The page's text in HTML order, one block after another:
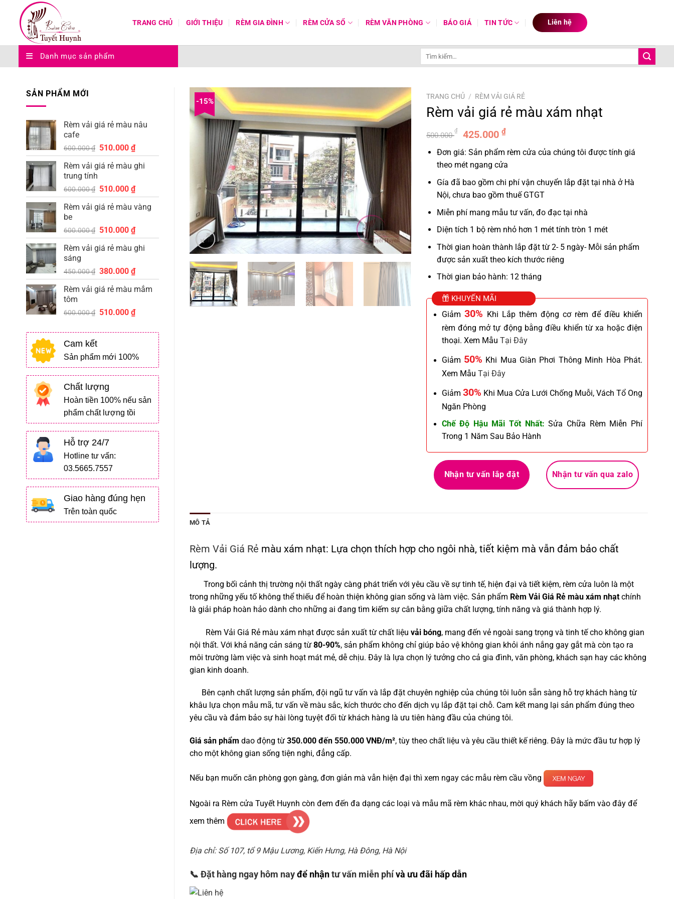
dung
TRANG CHỦ GIỚI THIỆU RÈM GIA ĐÌNH RÈM CỬA SỔ RÈM VĂN PHÒNG BÁO GIÁ TIN TỨC Liên hệ
Danh mục sản phẩm
SẢN PHẨM MỚI
Rèm vải giá rẻ màu nâu
cafe
600.000₫ Giá
gốc
là:
510.000₫Giá
hiện
tại
510.000 ₫.
Rèm vải giá rẻ màu ghi
trung tính
600.000₫ Giá
gốc
là:
510.000₫Giá
hiện
tại
510.000 ₫.
Rèm vải giá rẻ màu vàng
be
600.000₫ Giá
gốc
là:
510.000₫Giá
hiện
tại
510.000 ₫.
Rèm vải giá rẻ màu ghi
sáng
450.000₫ Giá
gốc
là:
380.000₫Giá
hiện
tại
380.000 ₫.
Rèm vải giá rẻ màu mắm
tôm
600.000₫ Giá
là:
510.000₫Giá
tại
510.000 ₫.
Cam kết
Sản phẩm mới 100%
Chất lượng
Hoàn tiền 100% nếu sản
phẩm chất lượng tồi
Hỗ trợ 24/7
Hotline tư vấn:
03.5665.7557
Giao hàng đúng hẹn
Trên toàn quốc
-15%
TRANG CHỦ / RÈM VẢI GIÁ RẺ
Rèm vải giá rẻ màu xám nhạt
500.000
₫
Giá
gốc
là:
500.000 ₫.
425.000 ₫Giá
hiện
tại
là:
425.000 ₫.
Đơn giá: Sản phẩm rèm cửa của chúng tôi được tính giá
theo mét ngang cửa
Gía đã bao gồm chi phí vận chuyển lắp đặt tại nhà ở Hà
Nội, chưa bao gồm thuế GTGT
Miễn phí mang mẫu tư vấn, đo đạc tại nhà
Diện tích 1 bộ rèm nhỏ hơn 1 mét tính tròn 1 mét
Thời gian hoàn thành lắp đặt từ 2- 5 ngày- Mỗi sản phẩm
được sản xuất theo kích thước riêng
Thời gian bảo hành: 12 tháng
KHUYẾN MÃI
Giảm 30% Khi Lắp thêm động cơ rèm để điều khiển
rèm đóng mở tự động bằng điều khiển từ xa hoặc điện
thoại. Xem Mẫu Tại Đây
Giảm 50% Khi Mua Giàn Phơi Thông Minh Hòa Phát.
Xem Mẫu Tại Đây
Giảm 30% Khi Mua Cửa Lưới Chống Muỗi, Vách Tổ Ong
Ngăn Phòng
Chế Độ Hậu Mãi Tốt Nhất: Sửa Chữa Rèm Miễn Phí
Trong 1 Năm Sau Bảo Hành
Nhận tư vấn lắp đặt Nhận tư vấn qua zalo
MÔ TẢ
Rèm Vải Giá Rẻ màu xám nhạt: Lựa chọn thích hợp cho ngôi nhà, tiết kiệm mà vẫn đảm bảo chất
lượng.
Trong bối cảnh thị trường nội thất ngày càng phát triển với yêu cầu về sự tinh tế, hiện đại và tiết kiệm, rèm cửa luôn là một
trong những yếu tố không thể thiếu để hoàn thiện không gian sống và làm việc. Sản phẩm Rèm Vải Giá Rẻ màu xám nhạt chính
là giải pháp hoàn hảo dành cho những ai đang tìm kiếm sự cân bằng giữa chất lượng, tính năng và giá thành hợp lý.
Rèm Vải Giá Rẻ màu xám nhạt được sản xuất từ chất liệu vải bóng, mang đến vẻ ngoài sang trọng và tinh tế cho không gian
nội thất. Với khả năng cản sáng từ 80-90%, sản phẩm không chỉ giúp bảo vệ không gian khỏi ánh nắng gay gắt mà còn tạo ra
môi trường làm việc và sinh hoạt mát mẻ, dễ chịu. Đây là lựa chọn lý tưởng cho cả gia đình, văn phòng, khách sạn hay các không
gian kinh doanh.
Bên cạnh chất lượng sản phẩm, đội ngũ tư vấn và lắp đặt chuyên nghiệp của chúng tôi luôn sẵn sàng hỗ trợ khách hàng từ
khâu lựa chọn mẫu mã, tư vấn về màu sắc, kích thước cho đến dịch vụ lắp đặt tại chỗ. Cam kết mang lại sản phẩm đúng theo
yêu cầu và đảm bảo sự hài lòng tuyệt đối từ khách hàng là ưu tiên hàng đầu của chúng tôi.
Giá sản phẩm dao động từ 350.000 đến 550.000 VNĐ/m², tùy theo chất liệu và yêu cầu thiết kế riêng. Đây là mức đầu tư hợp lý
cho một không gian sống tiện nghi, đẳng cấp.
Nếu bạn muốn căn phòng gọn gàng, đơn giản mà vẫn hiện đại thì xem ngay các mẫu rèm cầu vồng
Ngoài ra Rèm cửa Tuyết Huynh còn đem đến đa dạng các loại và mẫu mã rèm khác nhau, mời quý khách hãy bấm vào đây để
xem thêm
Địa chỉ: Số 107, tổ 9 Mậu Lương, Kiến Hưng, Hà Đông, Hà Nội
📞 Đặt hàng ngay hôm nayđể nhậntư vấn miễn phívà ưu đãi hấp dẫn